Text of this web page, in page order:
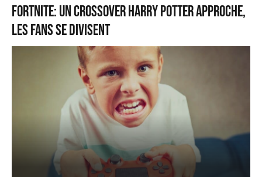
Fortnite: un crossover Harry Potter approche,
les fans se divisent